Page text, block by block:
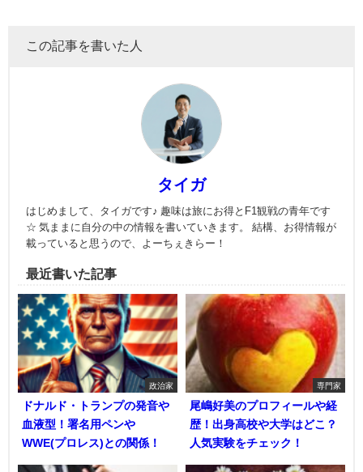
この記事を書いた人
タイガ
はじめまして、タイガです♪ 趣味は旅にお得とF1観戦の青年です
☆ 気ままに自分の中の情報を書いていきます。 結構、お得情報が
載っていると思うので、よーちぇきらー！
最近書いた記事
政治家
ドナルド・トランプの発音や
血液型！署名用ペンや
WWE(プロレス)との関係！
専門家
尾嶋好美のプロフィールや経
歴！出身高校や大学はどこ？
人気実験をチェック！